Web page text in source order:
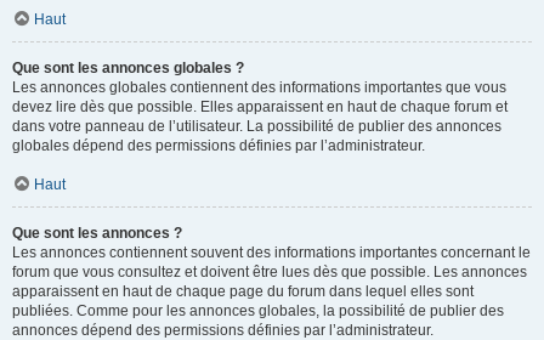
Haut
Que sont les annonces globales ?
Les annonces globales contiennent des informations importantes que vous
devez lire dès que possible. Elles apparaissent en haut de chaque forum et
dans votre panneau de l’utilisateur. La possibilité de publier des annonces
globales dépend des permissions définies par l’administrateur.
Haut
Que sont les annonces ?
Les annonces contiennent souvent des informations importantes concernant le
forum que vous consultez et doivent être lues dès que possible. Les annonces
apparaissent en haut de chaque page du forum dans lequel elles sont
publiées. Comme pour les annonces globales, la possibilité de publier des
annonces dépend des permissions définies par l’administrateur.